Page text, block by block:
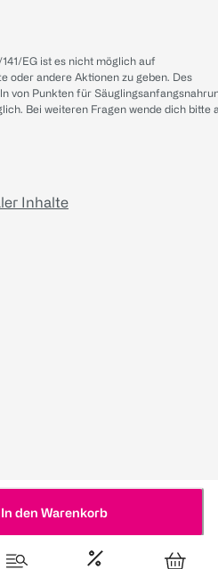
In den Warenkorb
EG ist es nicht möglich auf
oder andere Aktionen zu geben. Des
von Punkten für
Bei weiteren Fragen wende dich bitte
Inhalte